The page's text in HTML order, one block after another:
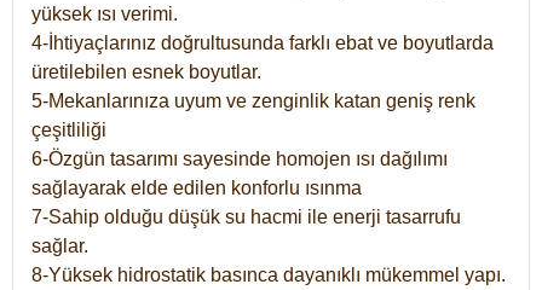
yüksek ısı verimi.
4-İhtiyaçlarınız doğrultusunda farklı ebat ve boyutlarda
üretilebilen esnek boyutlar.
5-Mekanlarınıza uyum ve zenginlik katan geniş renk
çeşitliliği
6-Özgün tasarımı sayesinde homojen ısı dağılımı
sağlayarak elde edilen konforlu ısınma
7-Sahip olduğu düşük su hacmi ile enerji tasarrufu
sağlar.
8-Yüksek hidrostatik basınca dayanıklı mükemmel yapı.